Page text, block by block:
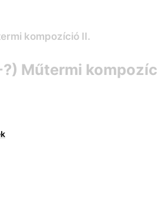
Műtermi